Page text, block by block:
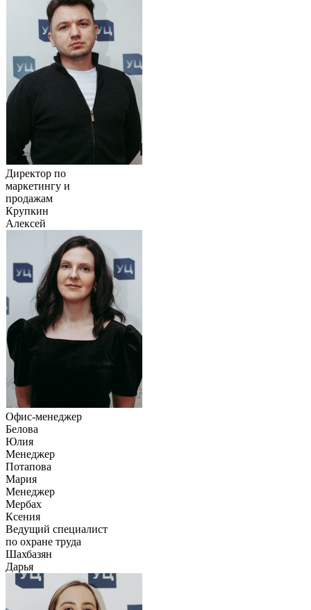
Директор по
маркетингу и
продажам
Крупкин
Алексей
Офис-менеджер
Белова
Юлия
Менеджер
Потапова
Мария
Менеджер
Мербах
Ксения
Ведущий специалист
по охране труда
Шахбазян
Дарья